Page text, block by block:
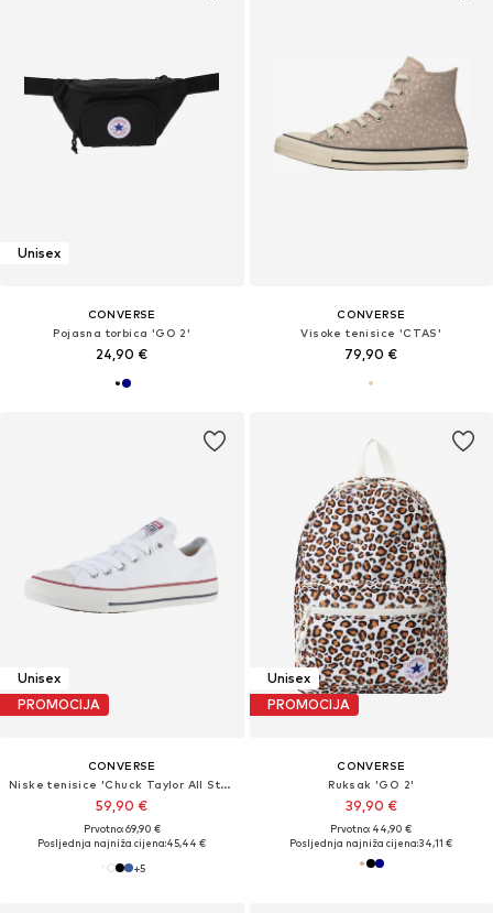
Unisex
CONVERSE
Pojasna torbica 'GO 2'
24,90 €
CONVERSE
Visoke tenisice 'CTAS'
79,90 €
Unisex
PROMOCIJA
CONVERSE
Niske tenisice 'Chuck Taylor All Star Classic'
59,90 €
Prvotno: 69,90 €
Posljednja najniža cijena:45,44 €
+5
Unisex
PROMOCIJA
CONVERSE
Ruksak 'GO 2'
39,90 €
Prvotno: 44,90 €
Posljednja najniža cijena:34,11 €